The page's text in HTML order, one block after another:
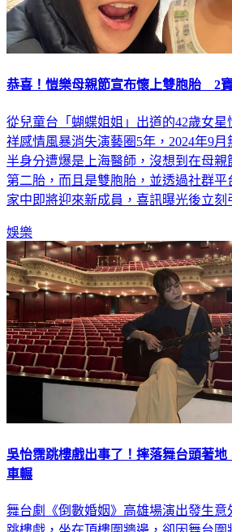
恭喜！愷樂母親節宣布懷上雙胞胎 2
從兒童台「蝴蝶姐姐」出道的42歲女
祥感情風暴消失演藝圈5年，2024年9
半身分遭爆是上海醫師，沒想到在母親
第二胎，而且是雙胞胎，並透過社群
家中即將迎來新成員，喜訊曝光後立刻
娛樂
吳怡霈跳樓戲出事了！摔落舞台頭著
車輾
舞台劇《倒數婚姻》高雄場演出發生意